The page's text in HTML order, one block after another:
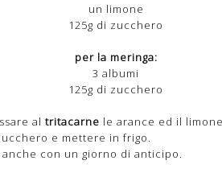
un limone
125g di zucchero
per la meringa:
3 albumi
125g di zucchero
al tritacarne le arance ed il
e mettere in frigo.
con un giorno di anticipo.